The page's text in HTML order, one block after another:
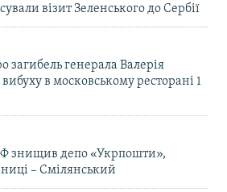
візит Зеленського до Сербії
загибель генерала Валерія
в московському ресторані 1
знищив депо «Укрпошти»,
– Смілянський